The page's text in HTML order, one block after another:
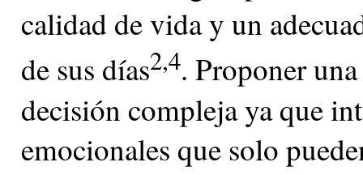
calidad de vida y un
de sus días2,4. Proponer
decisión compleja ya que
emocionales que solo